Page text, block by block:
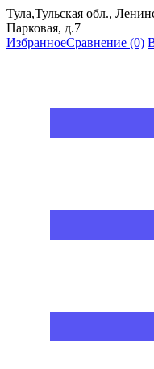
Тула,Тульская обл.,
Парковая, д.7
ИзбранноеСравнение (0)